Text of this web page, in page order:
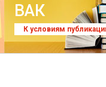
ВАК
К условиям